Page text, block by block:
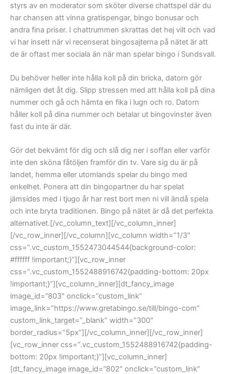
styrs av en moderator som sköter diverse chattspel där du
har chansen att vinna gratispengar, bingo bonusar och
andra fina priser. I chattrummen skrattas det hej vilt och vad
vi har insett när vi recenserat bingosajterna på nätet är att
de är oftast mer sociala än när man spelar bingo i Sundsvall.
Du behöver heller inte hålla koll på din bricka, datorn gör
nämligen det åt dig. Slipp stressen med att hålla koll på dina
nummer och gå och hämta en fika i lugn och ro. Datorn
håller koll på dina nummer och betalar ut bingovinster även
fast du inte är där.
Gör det bekvämt för dig och slå dig ner i soffan eller varför
inte den sköna fåtöljen framför din tv. Vare sig du är på
landet, hemma eller utomlands spelar du bingo med
enkelhet. Ponera att din bingopartner du har spelat
jämsides med i tjugo år har rest bort men ni vill ändå spela
och inte bryta traditionen. Bingo på nätet är då det perfekta
alternativet.[/vc_column_text][/vc_column_inner]
[/vc_row_inner][/vc_column][vc_column width=”1/3″
css=”.vc_custom_1552473044544{background-color:
#ffffff !important;}”][vc_row_inner
css=”.vc_custom_1552488916742{padding-bottom: 20px
!important;}”][vc_column_inner][dt_fancy_image
image_id=”803″ onclick=”custom_link”
image_link=”https://www.gretabingo.se/till/bingo-com”
custom_link_target=”_blank” width=”300″
border_radius=”5px”][/vc_column_inner][/vc_row_inner]
[vc_row_inner css=”.vc_custom_1552488916742{padding-
bottom: 20px !important;}”][vc_column_inner]
[dt_fancy_image image_id=”802″ onclick=”custom_link”